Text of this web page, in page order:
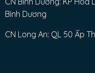
Bình Dương
CN Long An: QL 50 Ấp